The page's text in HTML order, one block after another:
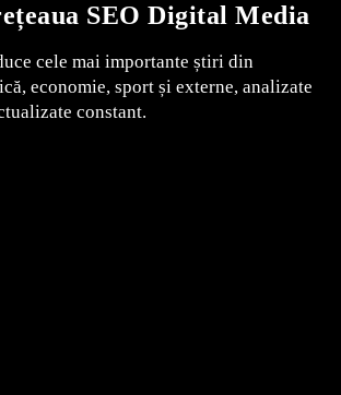
SEO Digital Media
cele mai importante știri din
economie, sport și externe, analizate
constant.